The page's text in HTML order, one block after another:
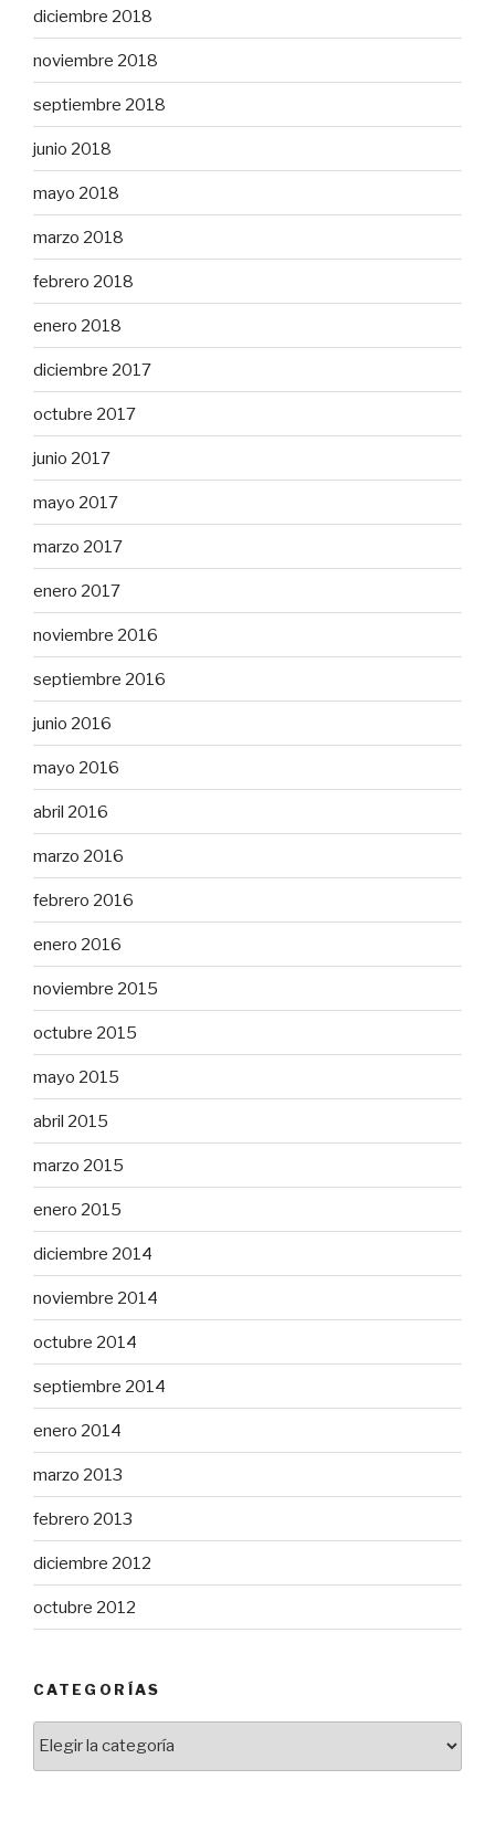
diciembre 2018
noviembre 2018
septiembre 2018
junio 2018
mayo 2018
marzo 2018
febrero 2018
enero 2018
diciembre 2017
octubre 2017
junio 2017
mayo 2017
marzo 2017
enero 2017
noviembre 2016
septiembre 2016
junio 2016
mayo 2016
abril 2016
marzo 2016
febrero 2016
enero 2016
noviembre 2015
octubre 2015
mayo 2015
abril 2015
marzo 2015
enero 2015
diciembre 2014
noviembre 2014
octubre 2014
septiembre 2014
enero 2014
marzo 2013
febrero 2013
diciembre 2012
octubre 2012
CATEGORÍAS